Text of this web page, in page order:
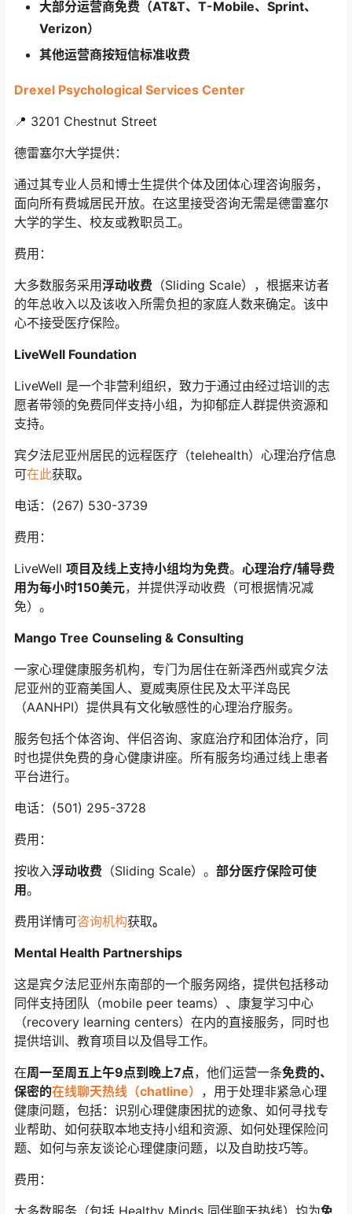
大部分运营商免费（AT&T、T-Mobile、Sprint、
Verizon）
其他运营商按短信标准收费
Drexel Psychological Services Center
📍 3201 Chestnut Street
德雷塞尔大学提供：
通过其专业人员和博士生提供个体及团体心理咨询服务，
面向所有费城居民开放。在这里接受咨询无需是德雷塞尔
大学的学生、校友或教职员工。
费用：
大多数服务采用浮动收费 （Sliding Scale），根据来访者
的年总收入以及该收入所需负担的家庭人数来确定。该中
心不接受医疗保险。
LiveWell Foundation
LiveWell 是一个非营利组织，致力于通过由经过培训的志
愿者带领的免费同伴支持小组，为抑郁症人群提供资源和
支持。
宾夕法尼亚州居民的远程医疗（telehealth）心理治疗信息
可在此获取。
电话：(267) 530-3739
费用：
LiveWell 项目及线上支持小组均为免费。 心理治疗/辅导费
用为每小时150美元，并提供浮动收费（可根据情况减
免）。
Mango Tree Counseling & Consulting
一家心理健康服务机构，专门为居住在新泽西州或宾夕法
尼亚州的亚裔美国人、夏威夷原住民及太平洋岛民
（AANHPI）提供具有文化敏感性的心理治疗服务。
服务包括个体咨询、伴侣咨询、家庭治疗和团体治疗，同
时也提供免费的身心健康讲座。所有服务均通过线上患者
平台进行。
电话：(501) 295-3728
费用：
按收入浮动收费 （Sliding Scale）。 部分医疗保险可使
用。
费用详情可咨询机构获取。
Mental Health Partnerships
这是宾夕法尼亚州东南部的一个服务网络，提供包括移动
同伴支持团队（mobile peer teams）、康复学习中心
（recovery learning centers）在内的直接服务，同时也
提供培训、教育项目以及倡导工作。
在周一至周五上午9点到晚上7点，他们运营一条免费的、
保密的在线聊天热线（chatline） ，用于处理非紧急心理
健康问题，包括：识别心理健康困扰的迹象、如何寻找专
业帮助、如何获取本地支持小组和资源、如何处理保险问
题、如何与亲友谈论心理健康问题，以及自助技巧等。
费用：
大多数服务（包括 Healthy Minds 同伴聊天热线）均为免